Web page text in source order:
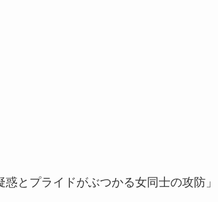
とプライドがぶつかる女同士の攻防」